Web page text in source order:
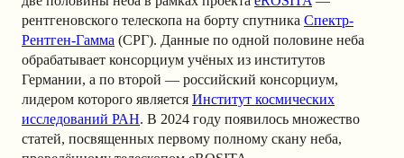
рентгеновского телескопа на борту спутника Спектр-
Рентген-Гамма (СРГ). Данные по одной половине неба
обрабатывает консорциум учёных из институтов
Германии, а по второй — российский консорциум,
лидером которого является Институт космических
исследований РАН. В 2024 году появилось множество
статей, посвященных первому полному скану неба,